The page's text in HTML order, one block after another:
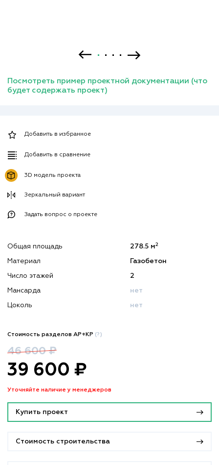
Посмотреть пример проектной документации (что
будет содержать проект)
Добавить в избранное
Добавить в сравнение
3D модель проекта
Зеркальный вариант
Задать вопрос о проекте
Общая площадь 278.5 м2
Материал Газобетон
Число этажей 2
Мансарда нет
Цоколь нет
Стоимость разделов АР+КР (?)
46 600 ₽
39 600 ₽
Уточняйте наличие у менеджеров
Купить проект
Стоимость строительства